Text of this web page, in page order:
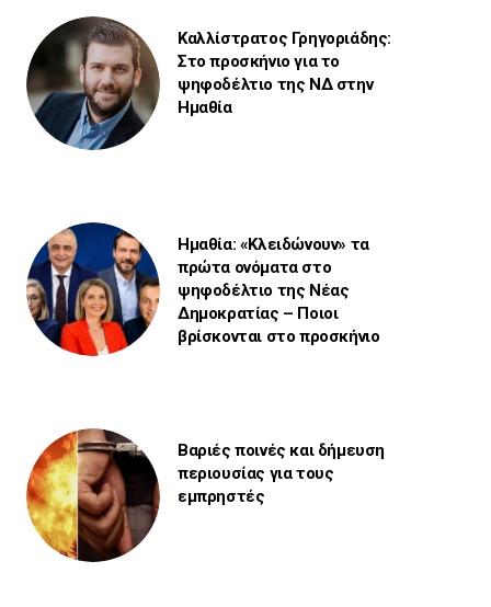
Καλλίστρατος Γρηγοριάδης:
Στο προσκήνιο για το
ψηφοδέλτιο της ΝΔ στην
Ημαθία
Ημαθία: «Κλειδώνουν» τα
πρώτα ονόματα στο
ψηφοδέλτιο της Νέας
Δημοκρατίας – Ποιοι
βρίσκονται στο προσκήνιο
Βαριές ποινές και δήμευση
περιουσίας για τους
εμπρηστές